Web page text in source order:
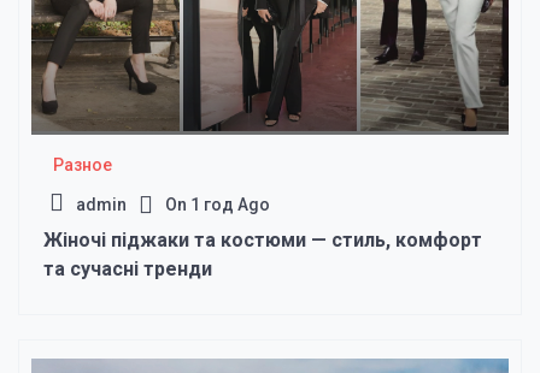
Разное
admin On 1 год Ago
Жіночі піджаки та костюми — стиль, комфорт
та сучасні тренди